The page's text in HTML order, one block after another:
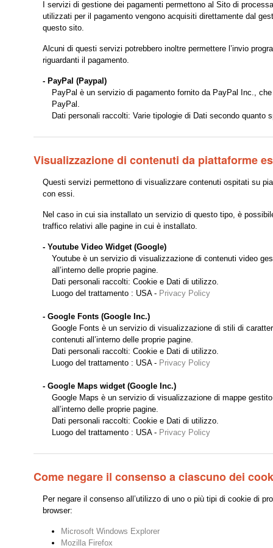
I servizi di gestione dei pagamenti permettono al Sito di
utilizzati per il pagamento vengono acquisiti direttamente dal
questo sito.
Alcuni di questi servizi potrebbero inoltre permettere l’invio
riguardanti il pagamento.
- PayPal (Paypal)
PayPal è un servizio di pagamento fornito da PayPal Inc.,
PayPal.
Dati personali raccolti: Varie tipologie di Dati secondo
Visualizzazione di contenuti da piattaforme
Questi servizi permettono di visualizzare contenuti ospitati su
con essi.
Nel caso in cui sia installato un servizio di questo tipo, è
traffico relativi alle pagine in cui è installato.
- Youtube Video Widget (Google)
Youtube è un servizio di visualizzazione di contenuti video
all’interno delle proprie pagine.
Dati personali raccolti: Cookie e Dati di utilizzo.
Luogo del trattamento : USA - Privacy Policy
- Google Fonts (Google Inc.)
Google Fonts è un servizio di visualizzazione di stili di
contenuti all’interno delle proprie pagine.
Dati personali raccolti: Cookie e Dati di utilizzo.
Luogo del trattamento : USA - Privacy Policy
- Google Maps widget (Google Inc.)
Google Maps è un servizio di visualizzazione di mappe
all’interno delle proprie pagine.
Dati personali raccolti: Cookie e Dati di utilizzo.
Luogo del trattamento : USA - Privacy Policy
Come negare il consenso a ciascuno dei
Per negare il consenso all’utilizzo di uno o più tipi di cookie di
browser:
Microsoft Windows Explorer
Mozilla Firefox